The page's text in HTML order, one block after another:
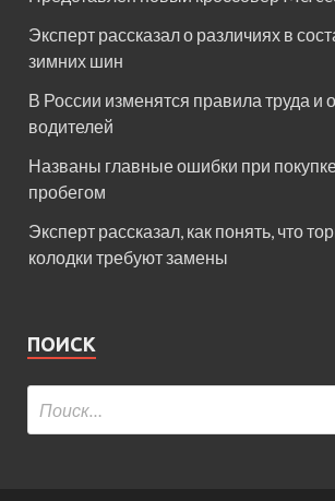
Эксперт рассказал о различиях в
зимних шин
В России изменятся правила труда и
водителей
Названы главные ошибки при
пробегом
Эксперт рассказал, как понять, что
колодки требуют замены
ПОИСК